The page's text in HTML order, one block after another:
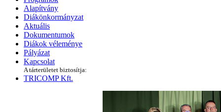
Alapítvány
Diákönkormányzat
Aktuális
Dokumentumok
Diákok véleménye
Pályázat
Kapcsolat
A tárterületet biztosítja:
TRICOMP Kft.